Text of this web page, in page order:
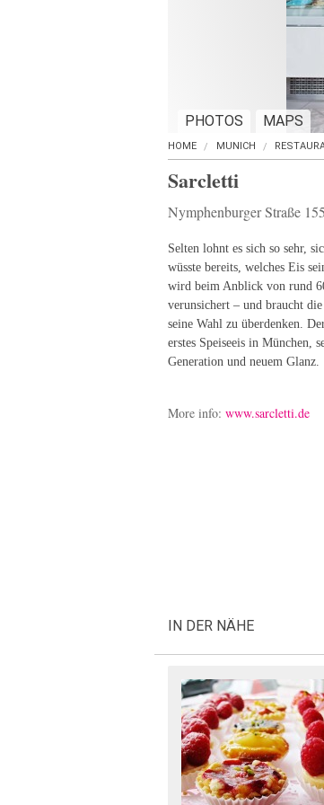
PHOTOS MAPS
HOME MUNICH
Sarcletti
Nymphenburger Straße 155
Selten lohnt es sich so sehr,
wüsste bereits, welches Eis
wird beim Anblick von rund
verunsichert – und braucht
seine Wahl zu überdenken.
erstes Speiseeis in München,
Generation und neuem Glanz.
More info: www.sarcletti.de
IN DER NÄHE